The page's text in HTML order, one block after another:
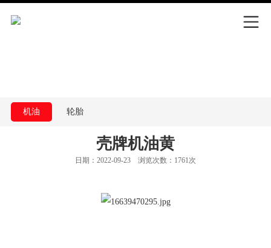
机油 轮胎
壳牌机油黄
日期：2022-09-23 浏览次数：1761次